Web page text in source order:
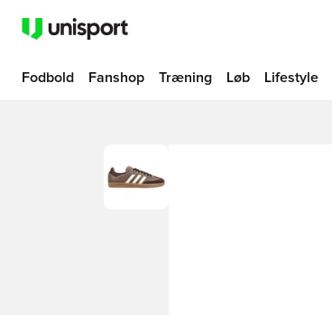
Fodbold Fanshop Træning Løb Lifestyle